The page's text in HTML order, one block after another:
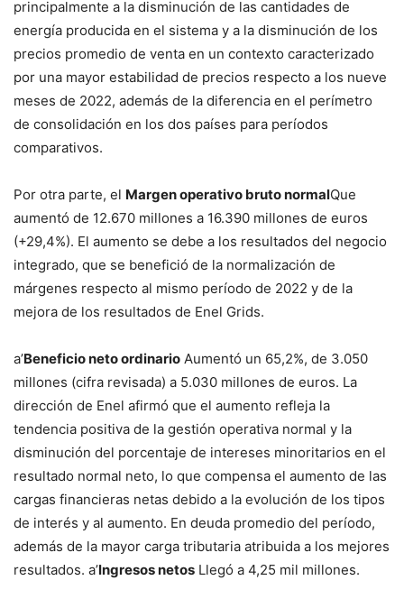
principalmente a la disminución de las cantidades de
energía producida en el sistema y a la disminución de los
precios promedio de venta en un contexto caracterizado
por una mayor estabilidad de precios respecto a los nueve
meses de 2022, además de la diferencia en el perímetro
de consolidación en los dos países para períodos
comparativos.
Por otra parte, el Margen operativo bruto normalQue
aumentó de 12.670 millones a 16.390 millones de euros
(+29,4%). El aumento se debe a los resultados del negocio
integrado, que se benefició de la normalización de
márgenes respecto al mismo período de 2022 y de la
mejora de los resultados de Enel Grids.
a’Beneficio neto ordinario Aumentó un 65,2%, de 3.050
millones (cifra revisada) a 5.030 millones de euros. La
dirección de Enel afirmó que el aumento refleja la
tendencia positiva de la gestión operativa normal y la
disminución del porcentaje de intereses minoritarios en el
resultado normal neto, lo que compensa el aumento de las
cargas financieras netas debido a la evolución de los tipos
de interés y al aumento. En deuda promedio del período,
además de la mayor carga tributaria atribuida a los mejores
resultados. a’lngresos netos Llegó a 4,25 mil millones.